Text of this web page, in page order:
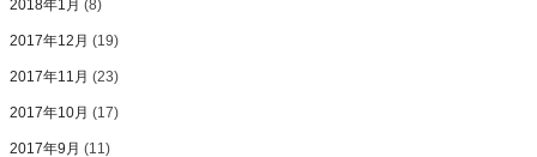
2018年1月 (8)
2017年12月 (19)
2017年11月 (23)
2017年10月 (17)
2017年9月 (11)